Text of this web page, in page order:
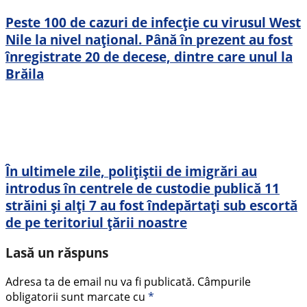
Peste 100 de cazuri de infecţie cu virusul West
Nile la nivel național. Până în prezent au fost
înregistrate 20 de decese, dintre care unul la
Brăila
În ultimele zile, polițiștii de imigrări au
introdus în centrele de custodie publică 11
străini și alți 7 au fost îndepărtați sub escortă
de pe teritoriul țării noastre
Lasă un răspuns
Adresa ta de email nu va fi publicată. Câmpurile
obligatorii sunt marcate cu *